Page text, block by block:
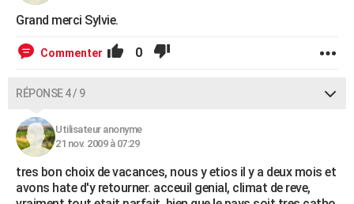
Grand merci Sylvie.
Commenter 0
RÉPONSE 4 / 9
Utilisateur anonyme
21 nov. 2009 à 07:29
tres bon choix de vacances, nous y etios il y a deux mois et
avons hate d'y retourner. acceuil genial, climat de reve,